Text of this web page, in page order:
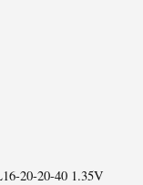
20-20-40 1.35V